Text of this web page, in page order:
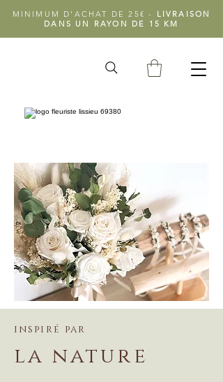
MINIMUM D'ACHAT DE 25€ -
LIVRAISON
DANS UN RAYON DE 15 KM
inspiré par
la nature